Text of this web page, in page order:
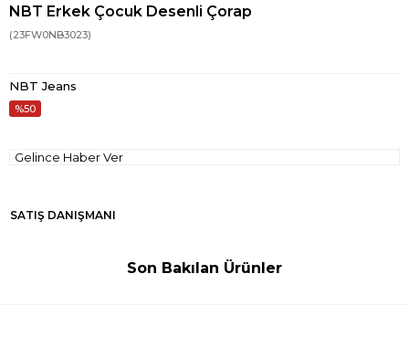
NBT Erkek Çocuk Desenli Çorap
(23FW0NB3023)
NBT Jeans
50
Gelince Haber Ver
SATIŞ DANIŞMANI
Son Bakılan Ürünler